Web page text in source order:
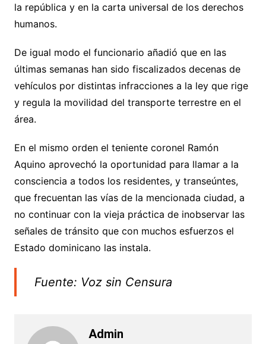
la república y en la carta universal de los derechos
humanos.
De igual modo el funcionario añadió que en las
últimas semanas han sido fiscalizados decenas de
vehículos por distintas infracciones a la ley que rige
y regula la movilidad del transporte terrestre en el
área.
En el mismo orden el teniente coronel Ramón
Aquino aprovechó la oportunidad para llamar a la
consciencia a todos los residentes, y transeúntes,
que frecuentan las vías de la mencionada ciudad, a
no continuar con la vieja práctica de inobservar las
señales de tránsito que con muchos esfuerzos el
Estado dominicano las instala.
Fuente: Voz sin Censura
Admin